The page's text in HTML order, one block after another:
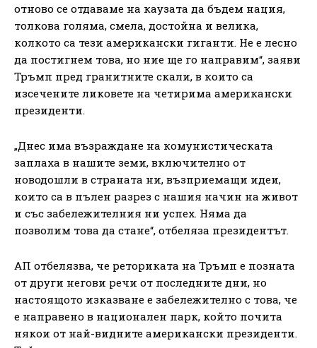
отново се отдаваме на каузата да бъдем нация,
толкова голяма, смела, достойна и велика,
колкото са тези американски гиганти. Не е лесно
да постигнем това, но ние ще го направим“, заяви
Тръмп пред гранитните скали, в които са
изсечените ликовете на четирима американски
президенти.
„Днес има възраждане на комунистическата
заплаха в нашите земи, включително от
новодошли в страната ни, възприемащи идеи,
които са в пълен разрез с нашия начин на живот
и със забележителния ни успех. Няма да
позволим това да стане“, отбеляза президентът.
АП отбелязва, че реториката на Тръмп е позната
от други негови речи от последните дни, но
настоящото изказване е забележително с това, че
е направено в национален парк, който почита
някои от най-видните американски президенти.